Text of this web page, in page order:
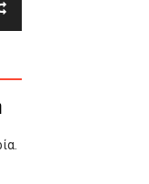
ΜΕΤΑΓΡΑΦΩΝ ΤΗΣ